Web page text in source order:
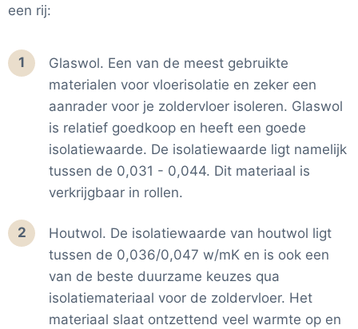
Deimpact
Bomen bespaard
: Met een Life Cycle Assessment
(LCA) kan de volledige milieu-impact van de
productie en van het gebruik in kaart worden
gebracht. Wij focussen hier op de gemiddelde CO2
besparing per jaar bij een 2 persoonswoning ten
opzichte van de "oude" situatie. Omdat CO2 niet
altijd even aansprekend is, hebben we deze
omgerekend naar de CO2 opname van bomen per
jaar (22 kilo CO2).
prijs van de duurzame varianten. We hebben een
backend koppeling met de meeste webshops voor
de kosten, waardoor we gemakkelijk een
gemiddelde kunnen inschatten.
Terugverdientijd : hiervoor kijken we naar de prijs
een rij:
1
Glaswol. Een van de meest gebruikte
materialen voor vloerisolatie en zeker een
aanrader voor je zoldervloer isoleren. Glaswol
is relatief goedkoop en heeft een goede
isolatiewaarde. De isolatiewaarde ligt namelijk
tussen de 0,031 - 0,044. Dit materiaal is
verkrijgbaar in rollen.
2
Houtwol. De isolatiewaarde van houtwol ligt
tussen de 0,036/0,047 w/mK en is ook een
van de beste duurzame keuzes qua
isolatiemateriaal voor de zoldervloer. Het
materiaal slaat ontzettend veel warmte op en